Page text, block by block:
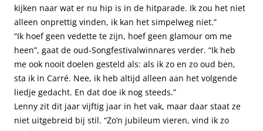
kijken naar wat er nu hip is in de hitparade. Ik zou het niet
alleen onprettig vinden, ik kan het simpelweg niet.”
“Ik hoef geen vedette te zijn, hoef geen glamour om me
heen”, gaat de oud-Songfestivalwinnares verder. “Ik heb
me ook nooit doelen gesteld als: als ik zo en zo oud ben,
sta ik in Carré. Nee, ik heb altijd alleen aan het volgende
liedje gedacht. En dat doe ik nog steeds.”
Lenny zit dit jaar vijftig jaar in het vak, maar daar staat ze
niet uitgebreid bij stil. “Zo’n jubileum vieren, vind ik zo